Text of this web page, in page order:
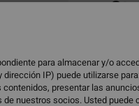
ECO-
para almacenar y/o
IP) puede utilizarse
presentar las
nuestros socios. Usted puede